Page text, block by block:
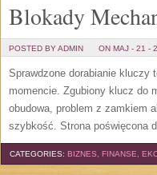
Blokady
POSTED BY ADMIN ON MAJ - 21 -
Sprawdzone dorabianie kluczy
momencie. Zgubiony klucz do
obudowa, problem z zamkiem
szybkość. Strona poświęcona
CATEGORIES: BIZNES, FINANSE,